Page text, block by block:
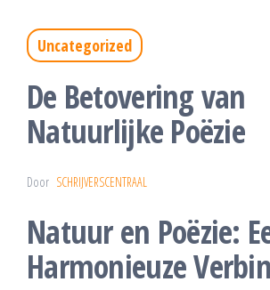
Uncategorized
De Betovering van
Natuurlijke Poëzie
Door SCHRIJVERSCENTRAAL
Natuur en Poëzie:
Harmonieuze